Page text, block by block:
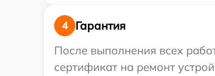
4
Гарантия
После выполнения всех
сертификат на ремонт